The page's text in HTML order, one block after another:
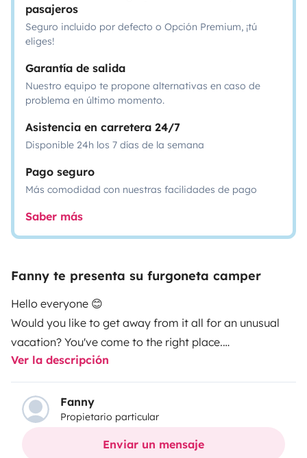
pasajeros
Seguro incluido por defecto o Opción Premium, ¡tú
eliges!
Garantía de salida
Nuestro equipo te propone alternativas en caso de
problema en último momento.
Asistencia en carretera 24/7
Disponible 24h los 7 días de la semana
Pago seguro
Más comodidad con nuestras facilidades de pago
Saber más
Fanny te presenta su furgoneta camper
Hello everyone 😊
Would you like to get away from it all for an unusual
vacation? You've come to the right place.
I'd like to introduce you to our 4-seater VW Campéreve
van, which sleeps 4. So well thought-out back in 1995,
it's in excellent condition inside and out. Robust 2.4 l 78
hp engine.Category '1' on freeway tolls, same price as
carsEasy to handle and drive (power steering), its
Ver la descripción
Fanny
Propietario particular
Enviar un mensaje